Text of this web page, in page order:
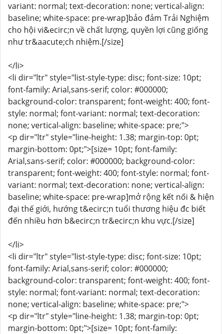
variant: normal; text-decoration: none; vertical-align:
baseline; white-space: pre-wrap]bảo đảm Trải Nghiệm
cho hội vi&ecirc;n về chất lượng, quyền lợi cũng giống
như tr&aacute;ch nhiệm.[/size]
</li>
<li dir="ltr" style="list-style-type: disc; font-size: 10pt;
font-family: Arial,sans-serif; color: #000000;
background-color: transparent; font-weight: 400; font-
style: normal; font-variant: normal; text-decoration:
none; vertical-align: baseline; white-space: pre;">
<p dir="ltr" style="line-height: 1.38; margin-top: 0pt;
margin-bottom: 0pt;">[size= 10pt; font-family:
Arial,sans-serif; color: #000000; background-color:
transparent; font-weight: 400; font-style: normal; font-
variant: normal; text-decoration: none; vertical-align:
baseline; white-space: pre-wrap]mở rộng kết nối & hiện
đại thế giới, hướng t&ecirc;n tuổi thương hiệu đc biết
đến nhiều hơn b&ecirc;n tr&ecirc;n khu vực.[/size]
</li>
<li dir="ltr" style="list-style-type: disc; font-size: 10pt;
font-family: Arial,sans-serif; color: #000000;
background-color: transparent; font-weight: 400; font-
style: normal; font-variant: normal; text-decoration:
none; vertical-align: baseline; white-space: pre;">
<p dir="ltr" style="line-height: 1.38; margin-top: 0pt;
margin-bottom: 0pt;">[size= 10pt; font-family: